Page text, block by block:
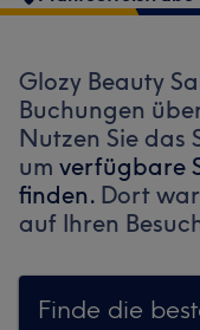
Glozy Beauty
Buchungen
Nutzen Sie das
um verfügbare
finden. Dort
auf Ihren
Finde die